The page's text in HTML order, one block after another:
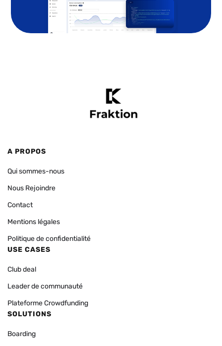
A PROPOS
Qui sommes-nous
Nous Rejoindre
Contact
Mentions légales
Politique de confidentialité
USE CASES
Club deal
Leader de communauté
Plateforme Crowdfunding
SOLUTIONS
Boarding